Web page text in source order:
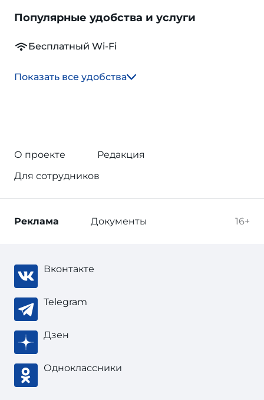
Популярные удобства и услуги
Бесплатный Wi-Fi
Показать все удобства
О проекте
Редакция
Для сотрудников
16+
Реклама Документы
Вконтакте
Telegram
Дзен
Одноклассники